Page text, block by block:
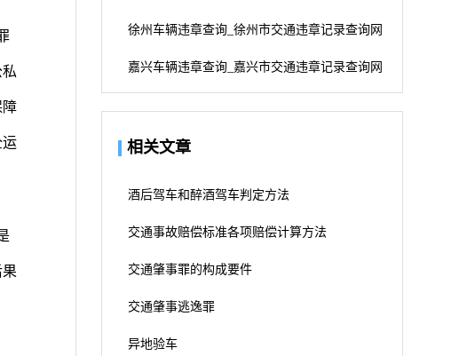
障
运
徐州车辆违章查询_徐州市交通违章记录查询网
嘉兴车辆违章查询_嘉兴市交通违章记录查询网
相关文章
酒后驾车和醉酒驾车判定方法
交通事故赔偿标准各项赔偿计算方法
交通肇事罪的构成要件
交通肇事逃逸罪
异地验车